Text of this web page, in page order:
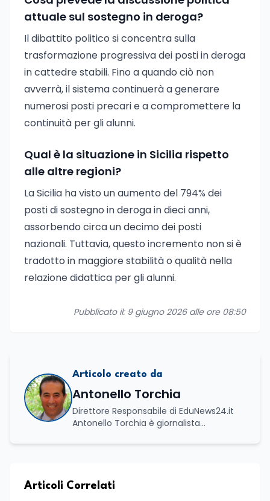
attuale sul sostegno in deroga?
Il dibattito politico si concentra sulla
trasformazione progressiva dei posti in deroga
in cattedre stabili. Fino a quando ciò non
avverrà, il sistema continuerà a generare
numerosi posti precari e a compromettere la
continuità per gli alunni.
Qual è la situazione in Sicilia rispetto
alle altre regioni?
La Sicilia ha visto un aumento del 794% dei
posti di sostegno in deroga in dieci anni,
assorbendo circa un decimo dei posti
nazionali. Tuttavia, questo incremento non si è
tradotto in maggiore stabilità o qualità nella
relazione didattica per gli alunni.
Pubblicato il: 9 giugno 2026 alle ore 08:50
Articolo creato da
Antonello Torchia
Direttore Responsabile di EduNews24.it
Antonello Torchia è giornalista
con un percorso formativo e
economico, geopolitico, comunicativo e
Articoli Correlati